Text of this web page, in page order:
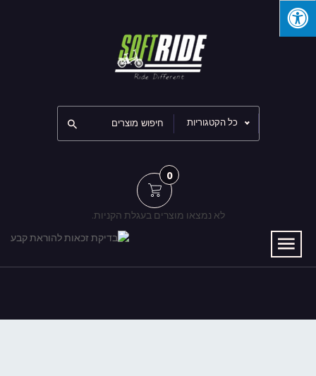
כל הקטגוריות
0
לא נמצאו מוצרים בעגלת הקניות.